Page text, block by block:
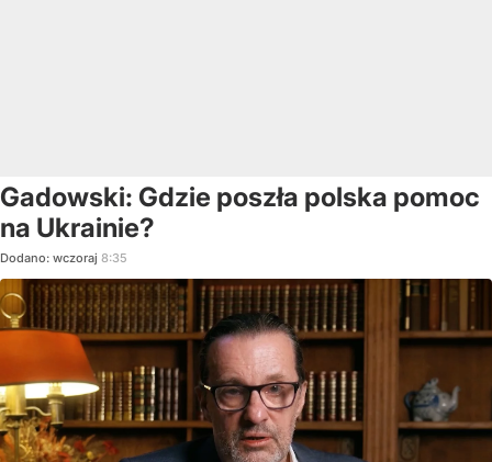
Gadowski: Gdzie poszła polska pomoc
na Ukrainie?
Dodano: wczoraj 8:35